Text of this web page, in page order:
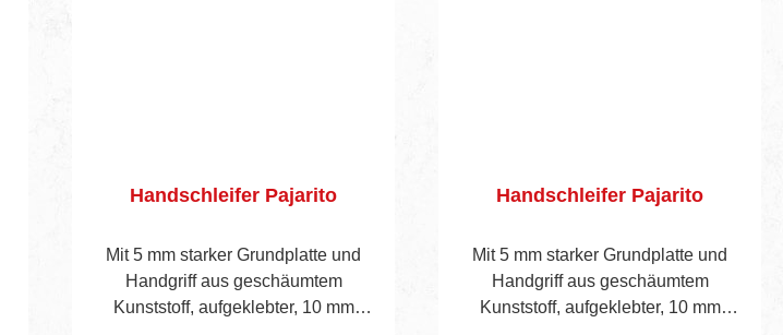
Handschleifer Pajarito
Mit 5 mm starker Grundplatte und
Handgriff aus geschäumtem
Kunststoff, aufgeklebter, 10 mm
Handschleifer Pajarito
Mit 5 mm starker Grundplatte und
Handgriff aus geschäumtem
Kunststoff, aufgeklebter, 10 mm